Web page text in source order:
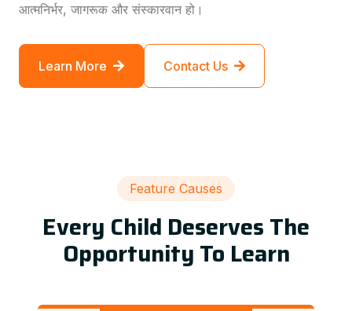
आत्मनिर्भर, जागरूक और संस्कारवान हो।
Learn More Contact Us
Feature Causes
Every Child Deserves The
Opportunity To Learn